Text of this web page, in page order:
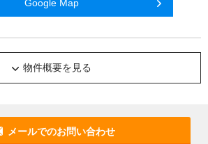
Google Map
物件概要を見る
メールでのお問い合わせ